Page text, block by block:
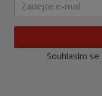
Souhlasím se